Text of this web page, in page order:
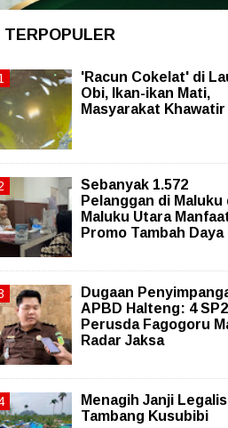
TERPOPULER
'Racun Cokelat' di
Obi, Ikan-ikan Mati,
Masyarakat Khawatir
Sebanyak 1.572
Pelanggan di Maluku
Maluku Utara
Promo Tambah Daya
Dugaan
APBD Halteng: 4
Perusda Fagogoru
Radar Jaksa
Menagih Janji
Tambang Kusubibi